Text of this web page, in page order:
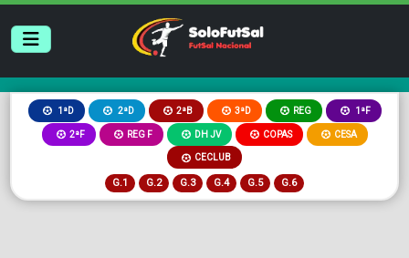
1ªD 2ªD 2ªB 3ªD REG 1ªF
2ªF REG F DH JV COPAS CESA
CECLUB
G.1 G.2 G.3 G.4 G.5 G.6